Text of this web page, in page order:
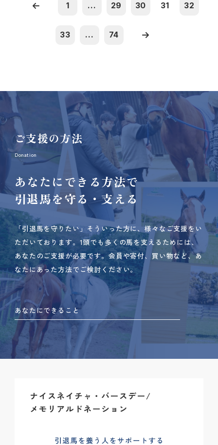
1 ... 29 30 31 32
33 ... 74
ご支援の方法
Donation
あなたにできる方法で
引退馬を守る・支える
「引退馬を守りたい」そういった方に、様々なご支援をい
ただいております。 1頭でも多くの馬を支えるためには、
あなたのご支援が必要です。 会員や寄付、買い物など、あ
なたにあった方法でご検討ください。
あなたにできること